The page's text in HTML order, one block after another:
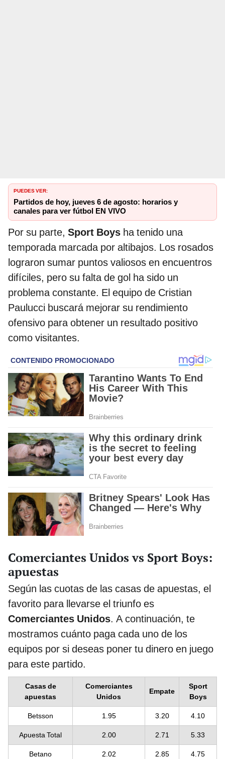
PUEDES VER:
Partidos de hoy, jueves 6 de agosto: horarios y
canales para ver fútbol EN VIVO
Por su parte, Sport Boys ha tenido una
temporada marcada por altibajos. Los rosados
lograron sumar puntos valiosos en encuentros
difíciles, pero su falta de gol ha sido un
problema constante. El equipo de Cristian
Paulucci buscará mejorar su rendimiento
ofensivo para obtener un resultado positivo
como visitantes.
Comerciantes Unidos vs Sport Boys:
apuestas
Según las cuotas de las casas de apuestas, el
favorito para llevarse el triunfo es
Comerciantes Unidos. A continuación, te
mostramos cuánto paga cada uno de los
equipos por si deseas poner tu dinero en juego
para este partido.
Casas de
apuestas
Comerciantes
Unidos
Empate
Sport
Boys
Betsson 1.95 3.20 4.10
Apuesta Total 2.00 2.71 5.33
Betano 2.02 2.85 4.75